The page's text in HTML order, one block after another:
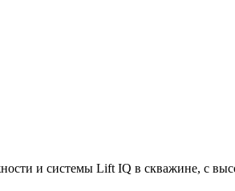
и системы Lift IQ в скважине, с